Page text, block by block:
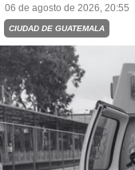
06 de agosto de 2026, 20:55
CIUDAD DE GUATEMALA